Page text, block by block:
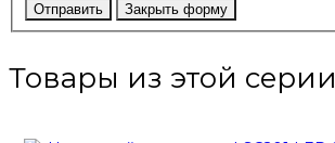
Отправить Закрыть форму
Товары из этой серии